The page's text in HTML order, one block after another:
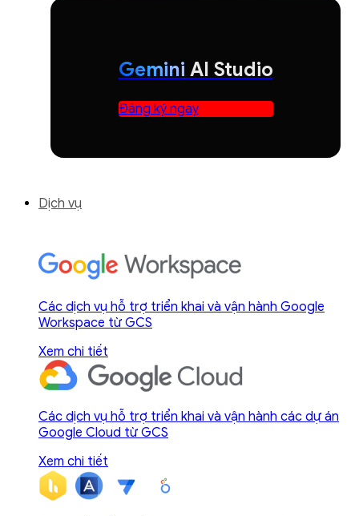
Gemini AI Studio
Đăng ký ngay
Dịch vụ
Các dịch vụ hỗ trợ triển khai và vận hành Google
Workspace từ GCS
Xem chi tiết
Các dịch vụ hỗ trợ triển khai và vận hành các dự án
Google Cloud từ GCS
Xem chi tiết